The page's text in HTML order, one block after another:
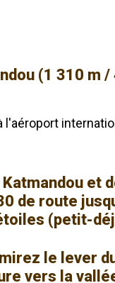
(1 310 m
l'aéroport
et
de route
(petit-
le lever
vers la